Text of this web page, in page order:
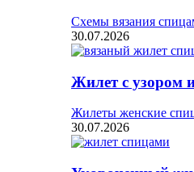
Схемы вязания
30.07.2026
Жилет с узором
Жилеты женские
30.07.2026